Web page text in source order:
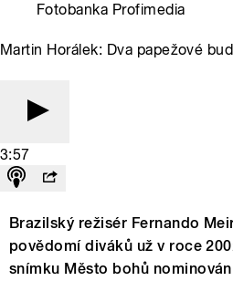
Fotobanka Profimedia
Martin Horálek: Dva papežové
3:57
Brazilský režisér Fernando
povědomí diváků už v roce
snímku Město bohů